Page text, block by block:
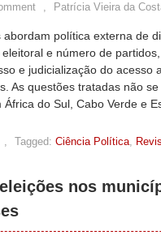
, Patrícia Vieira da
abordam política externa de
e número de
e judicialização do acesso
As questões tratadas não
África do Sul, Cabo Verde e
, Tagged: Ciência Política,
nos